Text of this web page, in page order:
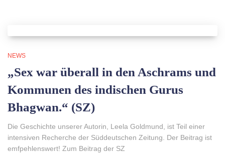
NEWS
„Sex war überall in den Aschrams und
Kommunen des indischen Gurus
Bhagwan.“ (SZ)
Die Geschichte unserer Autorin, Leela Goldmund, ist Teil einer
intensiven Recherche der Süddeutschen Zeitung. Der Beitrag ist
emfpehlenswert! Zum Beitrag der SZ